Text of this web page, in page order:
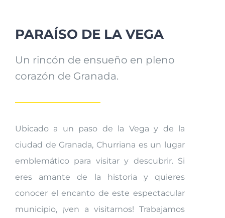
PARAÍSO DE LA VEGA
Un rincón de ensueño en pleno
corazón de Granada.
Ubicado a un paso de la Vega y de la
ciudad de Granada, Churriana es un lugar
emblemático para visitar y descubrir. Si
eres amante de la historia y quieres
conocer el encanto de este espectacular
municipio, ¡ven a visitarnos! Trabajamos